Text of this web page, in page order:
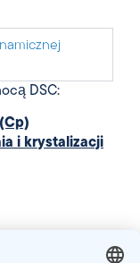
DSC:
i krystalizacji